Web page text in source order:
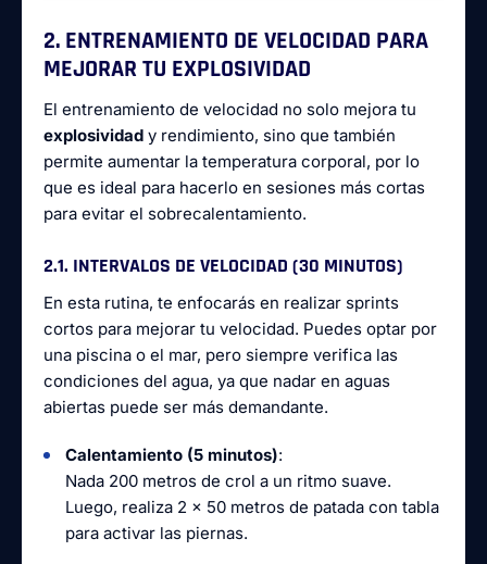
2. ENTRENAMIENTO DE VELOCIDAD PARA
MEJORAR TU EXPLOSIVIDAD
El entrenamiento de velocidad no solo mejora tu
explosividad y rendimiento, sino que también
permite aumentar la temperatura corporal, por lo
que es ideal para hacerlo en sesiones más cortas
para evitar el sobrecalentamiento.
2.1. INTERVALOS DE VELOCIDAD (30 MINUTOS)
En esta rutina, te enfocarás en realizar sprints
cortos para mejorar tu velocidad. Puedes optar por
una piscina o el mar, pero siempre verifica las
condiciones del agua, ya que nadar en aguas
abiertas puede ser más demandante.
Calentamiento (5 minutos):
Nada 200 metros de crol a un ritmo suave.
Luego, realiza 2 x 50 metros de patada con tabla
para activar las piernas.